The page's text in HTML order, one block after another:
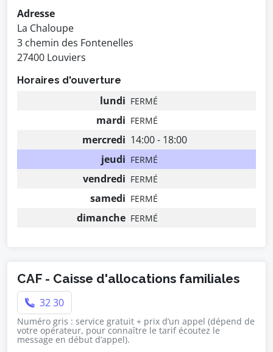
Adresse
La Chaloupe
3 chemin des Fontenelles
27400 Louviers
Horaires d'ouverture
lundi FERMÉ
mardi FERMÉ
mercredi 14:00 - 18:00
jeudi FERMÉ
vendredi FERMÉ
samedi FERMÉ
dimanche FERMÉ
CAF - Caisse d'allocations familiales
32 30
Numéro gris : service gratuit + prix d’un appel (dépend de
votre opérateur, pour connaître le tarif écoutez le
message en début d’appel).